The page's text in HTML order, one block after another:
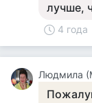
лучше,
4 года
Людмила